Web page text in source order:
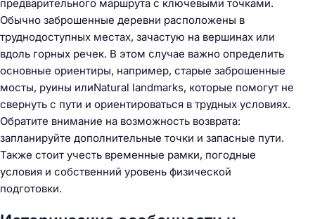
предварительного маршрута с ключевыми точками.
Обычно заброшенные деревни расположены в
труднодоступных местах, зачастую на вершинах или
вдоль горных речек. В этом случае важно определить
основные ориентиры, например, старые заброшенные
мосты, руины илиNatural landmarks, которые помогут не
свернуть с пути и ориентироваться в трудных условиях.
Обратите внимание на возможность возврата:
запланируйте дополнительные точки и запасные пути.
Также стоит учесть временные рамки, погодные
условия и собственний уровень физической
подготовки.